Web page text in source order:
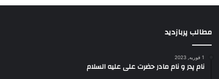
مطالب پربازدید
1 فوریه, 2023
نام پدر و نام مادر حضرت علی علیه السلام